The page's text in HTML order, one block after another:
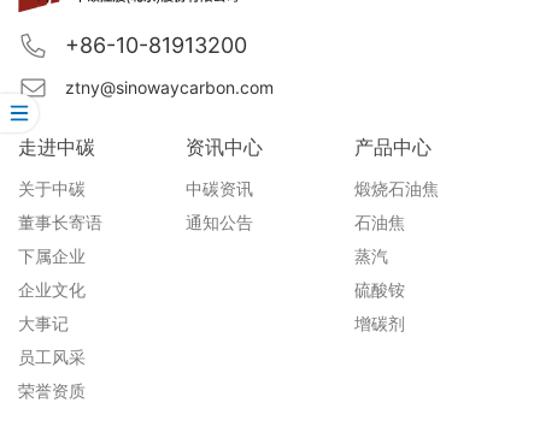
走进中碳
关于中碳
董事长寄语
下属企业
企业文化
大事记
员工风采
荣誉资质
资讯中心
中碳资讯
通知公告
产品中心
煅烧石油焦
石油焦
蒸汽
硫酸铵
增碳剂
+86-10-81913200
ztny@sinowaycarbon.com